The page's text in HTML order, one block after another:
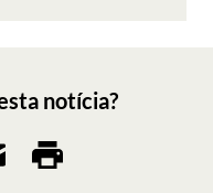
notícia?